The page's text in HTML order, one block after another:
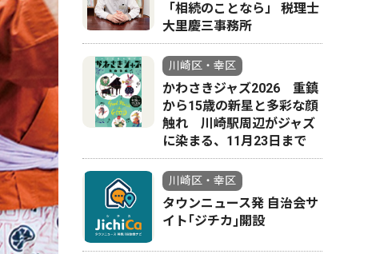
「相続のことなら」 税理士
大里慶三事務所
川崎区・幸区
かわさきジャズ2026 重鎮
から15歳の新星と多彩な顔
触れ 川崎駅周辺がジャズ
に染まる、11月23日まで
川崎区・幸区
タウンニュース発 自治会サ
イト｢ジチカ｣開設